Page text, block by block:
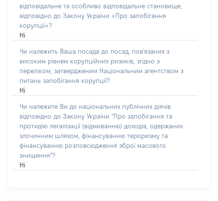
відповідальне та особливо відповідальне становище,
відповідно до Закону України «Про запобігання
корупції»?
Ні
Чи належить Ваша посада до посад, пов'язаних з
високим рівнем корупційних ризиків, згідно з
переліком, затвердженим Національним агентством з
питань запобігання корупції?
Ні
Чи належите Ви до національних публічних діячів
відповідно до Закону України "Про запобігання та
протидію легалізації (відмиванню) доходів, одержаних
злочинним шляхом, фінансуванню тероризму та
фінансуванню розповсюдження зброї масового
знищення"?
Ні